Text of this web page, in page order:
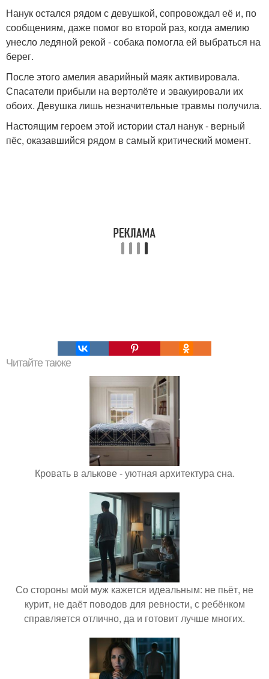
Нанук остался рядом с девушкой, сопровождал её и, по
сообщениям, даже помог во второй раз, когда амелию
унесло ледяной рекой - собака помогла ей выбраться на
берег.
После этого амелия аварийный маяк активировала.
Спасатели прибыли на вертолёте и эвакуировали их
обоих. Девушка лишь незначительные травмы получила.
Настоящим героем этой истории стал нанук - верный
пёс, оказавшийся рядом в самый критический момент.
Читайте также
Кровать в алькове - уютная архитектура сна.
Со стороны мой муж кажется идеальным: не пьёт, не
курит, не даёт поводов для ревности, с ребёнком
справляется отлично, да и готовит лучше многих.